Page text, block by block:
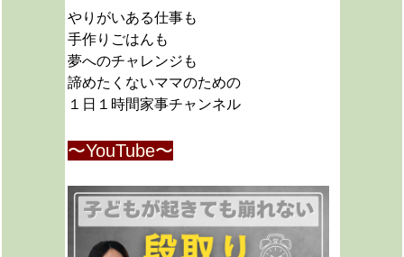
やりがいある仕事も
手作りごはんも
夢へのチャレンジも
諦めたくないママのための
１日１時間家事チャンネル
〜YouTube〜